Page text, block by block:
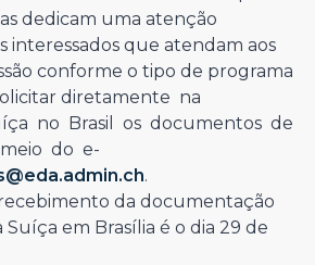
dedicam uma atenção
interessados que atendam aos
conforme o tipo de programa
diretamente na
no Brasil os documentos de
do e-
.
da documentação
em Brasília é o dia 29 de